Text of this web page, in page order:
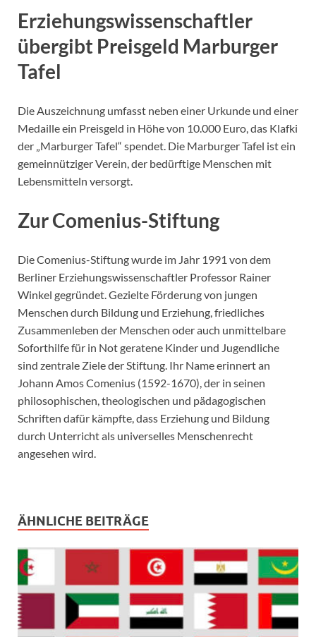
Erziehungswissenschaftler
übergibt Preisgeld Marburger
Tafel
Die Auszeichnung umfasst neben einer Urkunde und einer
Medaille ein Preisgeld in Höhe von 10.000 Euro, das Klafki
der „Marburger Tafel“ spendet. Die Marburger Tafel ist ein
gemeinnütziger Verein, der bedürftige Menschen mit
Lebensmitteln versorgt.
Zur Comenius-Stiftung
Die Comenius-Stiftung wurde im Jahr 1991 von dem
Berliner Erziehungswissenschaftler Professor Rainer
Winkel gegründet. Gezielte Förderung von jungen
Menschen durch Bildung und Erziehung, friedliches
Zusammenleben der Menschen oder auch unmittelbare
Soforthilfe für in Not geratene Kinder und Jugendliche
sind zentrale Ziele der Stiftung. Ihr Name erinnert an
Johann Amos Comenius (1592-1670), der in seinen
philosophischen, theologischen und pädagogischen
Schriften dafür kämpfte, dass Erziehung und Bildung
durch Unterricht als universelles Menschenrecht
angesehen wird.
ÄHNLICHE BEITRÄGE